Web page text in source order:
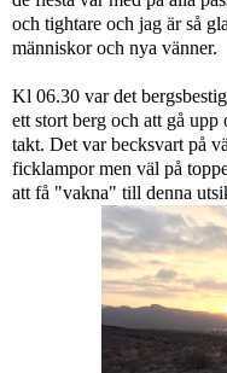
och tightare och jag är så
människor och nya vänner.
Kl 06.30 var det
ett stort berg och att gå
takt. Det var becksvart på
ficklampor men väl på
att få "vakna" till denna